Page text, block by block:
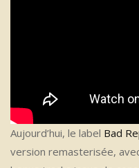
Aujourd’hui, le label Bad
version remasterisée,